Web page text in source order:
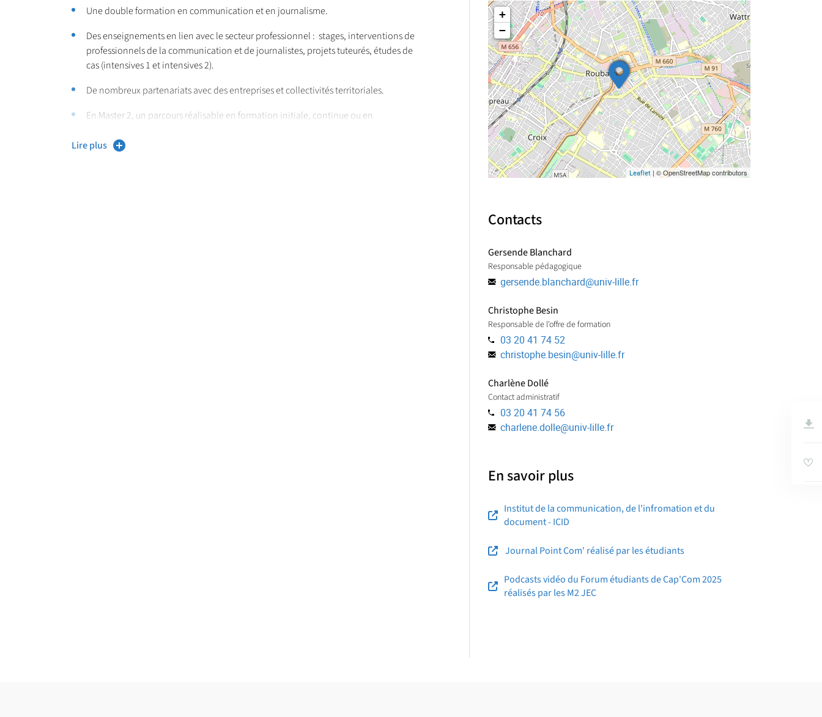
Une double formation en communication et en journalisme.
Des enseignements en lien avec le secteur professionnel : stages, interventions de
professionnels de la communication et de journalistes, projets tuteurés, études de
cas (intensives 1 et intensives 2).
De nombreux partenariats avec des entreprises et collectivités territoriales.
En Master 2, un parcours réalisable en formation initiale, continue ou en
Lire plus
+
−
Leaflet | © OpenStreetMap contributors
Contacts
Gersende Blanchard
Responsable pédagogique
gersende.blanchard@univ-lille.fr
Christophe Besin
Responsable de l'offre de formation
03 20 41 74 52
christophe.besin@univ-lille.fr
Charlène Dollé
Contact administratif
03 20 41 74 56
charlene.dolle@univ-lille.fr
En savoir plus
Institut de la communication, de l'infromation et du
document - ICID
Journal Point Com' réalisé par les étudiants
Podcasts vidéo du Forum étudiants de Cap'Com 2025
réalisés par les M2 JEC